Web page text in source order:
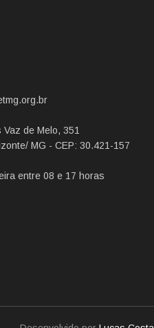
de Melo, 351
MG - CEP: 30.421-157
entre 08 e 17 horas